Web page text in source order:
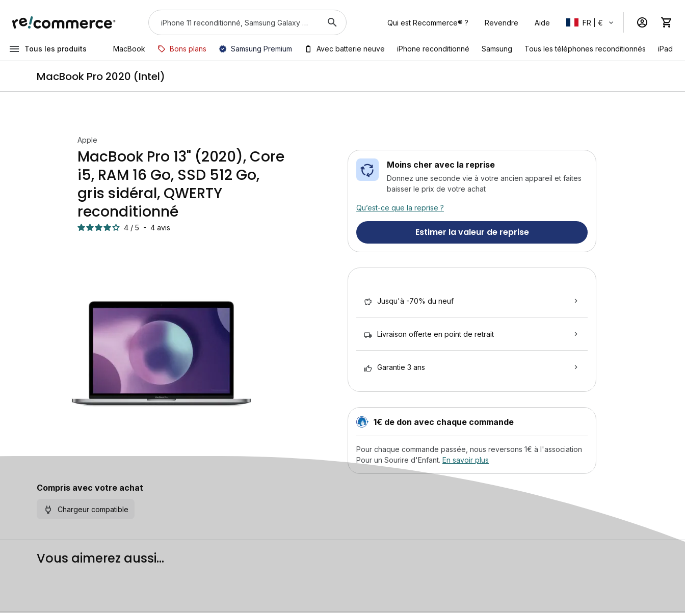
Qui est Recommerce® ? Revendre Aide FR | €
Tous les produits MacBook Bons plans Samsung Premium Avec batterie neuve iPhone reconditionné Samsung Tous les téléphones reconditionnés iPad
MacBook Pro 2020 (Intel)
Apple
MacBook Pro 13" (2020), Core
i5, RAM 16 Go, SSD 512 Go,
gris sidéral, QWERTY
reconditionné
4 / 5 - 4 avis
Compris avec votre achat
Chargeur compatible
Moins cher avec la reprise
Donnez une seconde vie à votre ancien appareil et faites
baisser le prix de votre achat
Qu’est-ce que la reprise ?
Estimer la valeur de reprise
Jusqu'à -70% du neuf
Livraison offerte en point de retrait
Garantie 3 ans
1€ de don avec chaque commande
Pour chaque commande passée, nous reversons 1€ à l'association
Pour un Sourire d'Enfant. En savoir plus
Vous aimerez aussi...